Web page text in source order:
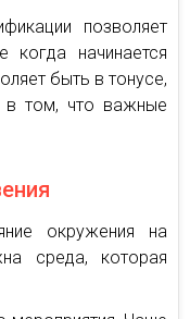
позволяет
когда начинается
быть в тонусе,
в том, что важные
окружения на
среда, которая